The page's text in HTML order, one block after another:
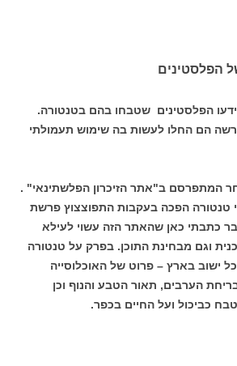
הפלסטינים
הפלסטינים שטבחו בהם בטנטורה.
הם החלו לעשות בה שימוש תעמולתי
המתפרסם ב"אתר הזיכרון הפלשתינאי" .
טנטורה הפכה בעקבות התפוצצוץ פרשת
כתבתי כאן שהאתר הזה עשוי לעילא
וגם מבחינת התוכן. בפרק על טנטורה
ישוב בארץ – פרוט של האוכלוסייה
הערבים, תאור הטבע והנוף וכן
כביכול ועל החיים בכפר.